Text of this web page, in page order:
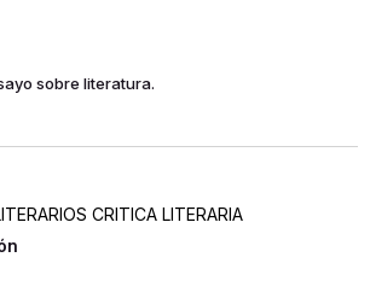
sobre literatura.
CRITICA LITERARIA